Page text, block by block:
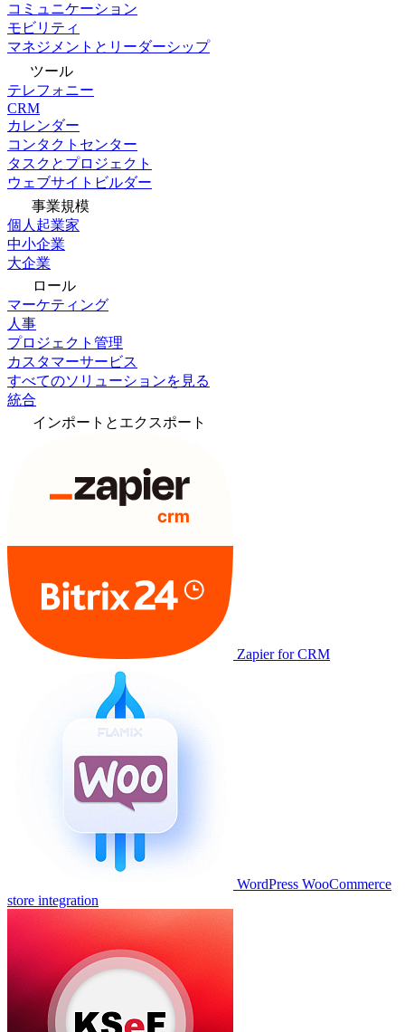
コミュニケーション
モビリティ
マネジメントとリーダーシップ
ツール
テレフォニー
CRM
カレンダー
コンタクトセンター
タスクとプロジェクト
ウェブサイトビルダー
事業規模
個人起業家
中小企業
大企業
ロール
マーケティング
人事
プロジェクト管理
カスタマーサービス
すべてのソリューションを見る
統合
インポートとエクスポート
Zapier for CRM
WordPress WooCommerce
store integration